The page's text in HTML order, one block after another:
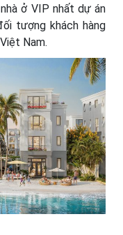
ở VIP nhất dự án
tượng khách hàng
Nam.